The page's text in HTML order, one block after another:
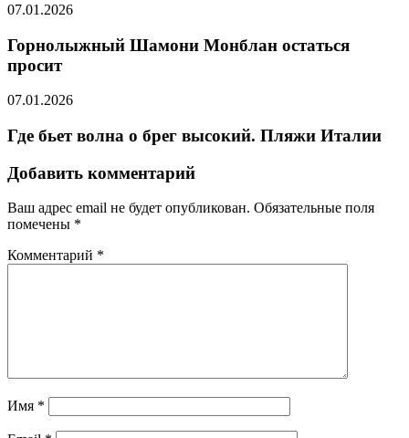
07.01.2026
Горнолыжный Шамони Монблан остаться
просит
07.01.2026
Где бьет волна о брег высокий. Пляжи Италии
Добавить комментарий
Ваш адрес email не будет опубликован. Обязательные поля
помечены *
Комментарий *
Имя *